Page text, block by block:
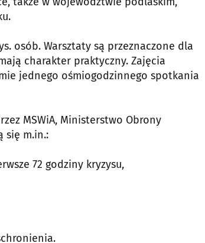
osób. Warsztaty są przeznaczone dla
charakter praktyczny. Zajęcia
jednego ośmiogodzinnego spotkania
MSWiA, Ministerstwo Obrony
się m.in.:
72 godziny kryzysu,